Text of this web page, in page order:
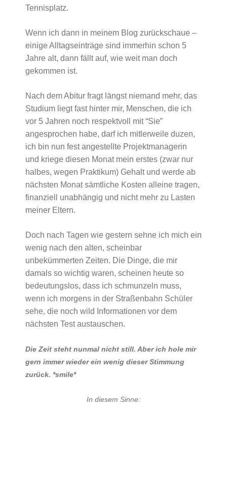
Tennisplatz.
Wenn ich dann in meinem Blog zurückschaue –
einige Alltagseinträge sind immerhin schon 5
Jahre alt, dann fällt auf, wie weit man doch
gekommen ist.
Nach dem Abitur fragt längst niemand mehr, das
Studium liegt fast hinter mir, Menschen, die ich
vor 5 Jahren noch respektvoll mit “Sie”
angesprochen habe, darf ich mitlerweile duzen,
ich bin nun fest angestellte Projektmanagerin
und kriege diesen Monat mein erstes (zwar nur
halbes, wegen Praktikum) Gehalt und werde ab
nächsten Monat sämtliche Kosten alleine tragen,
finanziell unabhängig und nicht mehr zu Lasten
meiner Eltern.
Doch nach Tagen wie gestern sehne ich mich ein
wenig nach den alten, scheinbar
unbekümmerten Zeiten. Die Dinge, die mir
damals so wichtig waren, scheinen heute so
bedeutungslos, dass ich schmunzeln muss,
wenn ich morgens in der Straßenbahn Schüler
sehe, die noch wild Informationen vor dem
nächsten Test austauschen.
Die Zeit steht nunmal nicht still. Aber ich hole mir
gern immer wieder ein wenig dieser Stimmung
zurück. *smile*
In diesem Sinne: